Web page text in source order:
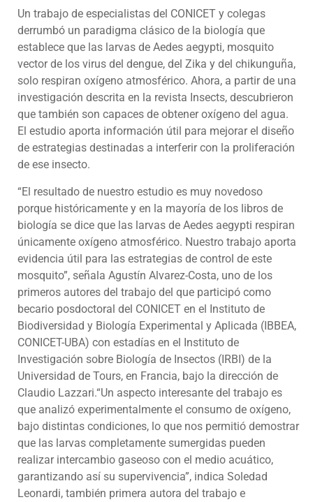
Un trabajo de especialistas del CONICET y colegas
derrumbó un paradigma clásico de la biología que
establece que las larvas de Aedes aegypti, mosquito
vector de los virus del dengue, del Zika y del chikunguña,
solo respiran oxígeno atmosférico. Ahora, a partir de una
investigación descrita en la revista Insects, descubrieron
que también son capaces de obtener oxígeno del agua.
El estudio aporta información útil para mejorar el diseño
de estrategias destinadas a interferir con la proliferación
de ese insecto.
“El resultado de nuestro estudio es muy novedoso
porque históricamente y en la mayoría de los libros de
biología se dice que las larvas de Aedes aegypti respiran
únicamente oxígeno atmosférico. Nuestro trabajo aporta
evidencia útil para las estrategias de control de este
mosquito”, señala Agustín Alvarez-Costa, uno de los
primeros autores del trabajo del que participó como
becario posdoctoral del CONICET en el Instituto de
Biodiversidad y Biología Experimental y Aplicada (IBBEA,
CONICET-UBA) con estadías en el Instituto de
Investigación sobre Biología de Insectos (IRBI) de la
Universidad de Tours, en Francia, bajo la dirección de
Claudio Lazzari.“Un aspecto interesante del trabajo es
que analizó experimentalmente el consumo de oxígeno,
bajo distintas condiciones, lo que nos permitió demostrar
que las larvas completamente sumergidas pueden
realizar intercambio gaseoso con el medio acuático,
garantizando así su supervivencia”, indica Soledad
Leonardi, también primera autora del trabajo e